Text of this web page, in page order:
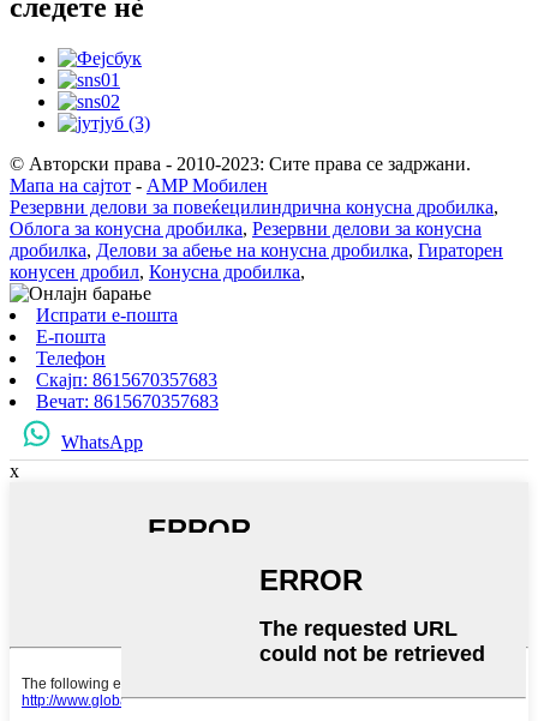
следете нè
© Авторски права - 2010-2023: Сите права се задржани.
Мапа на сајтот - AMP Мобилен
Резервни делови за повеќецилиндрична конусна дробилка,
Облога за конусна дробилка, Резервни делови за конусна
дробилка, Делови за абење на конусна дробилка, Гираторен
конусен дробил, Конусна дробилка,
Испрати е-пошта
Е-пошта
Телефон
Скајп: 8615670357683
Вечат: 8615670357683
WhatsApp
x